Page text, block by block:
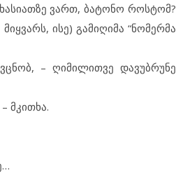
ვართ, ბატონო როსტომ?
ისე) გამიღიმა “ნომერმა
– ღიმილითვე დავუბრუნე
მკითხა.